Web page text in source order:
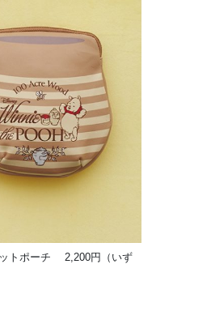
ットポーチ 2,200円（いず